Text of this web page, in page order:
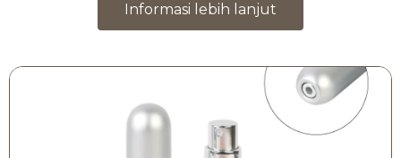
Informasi lebih lanjut